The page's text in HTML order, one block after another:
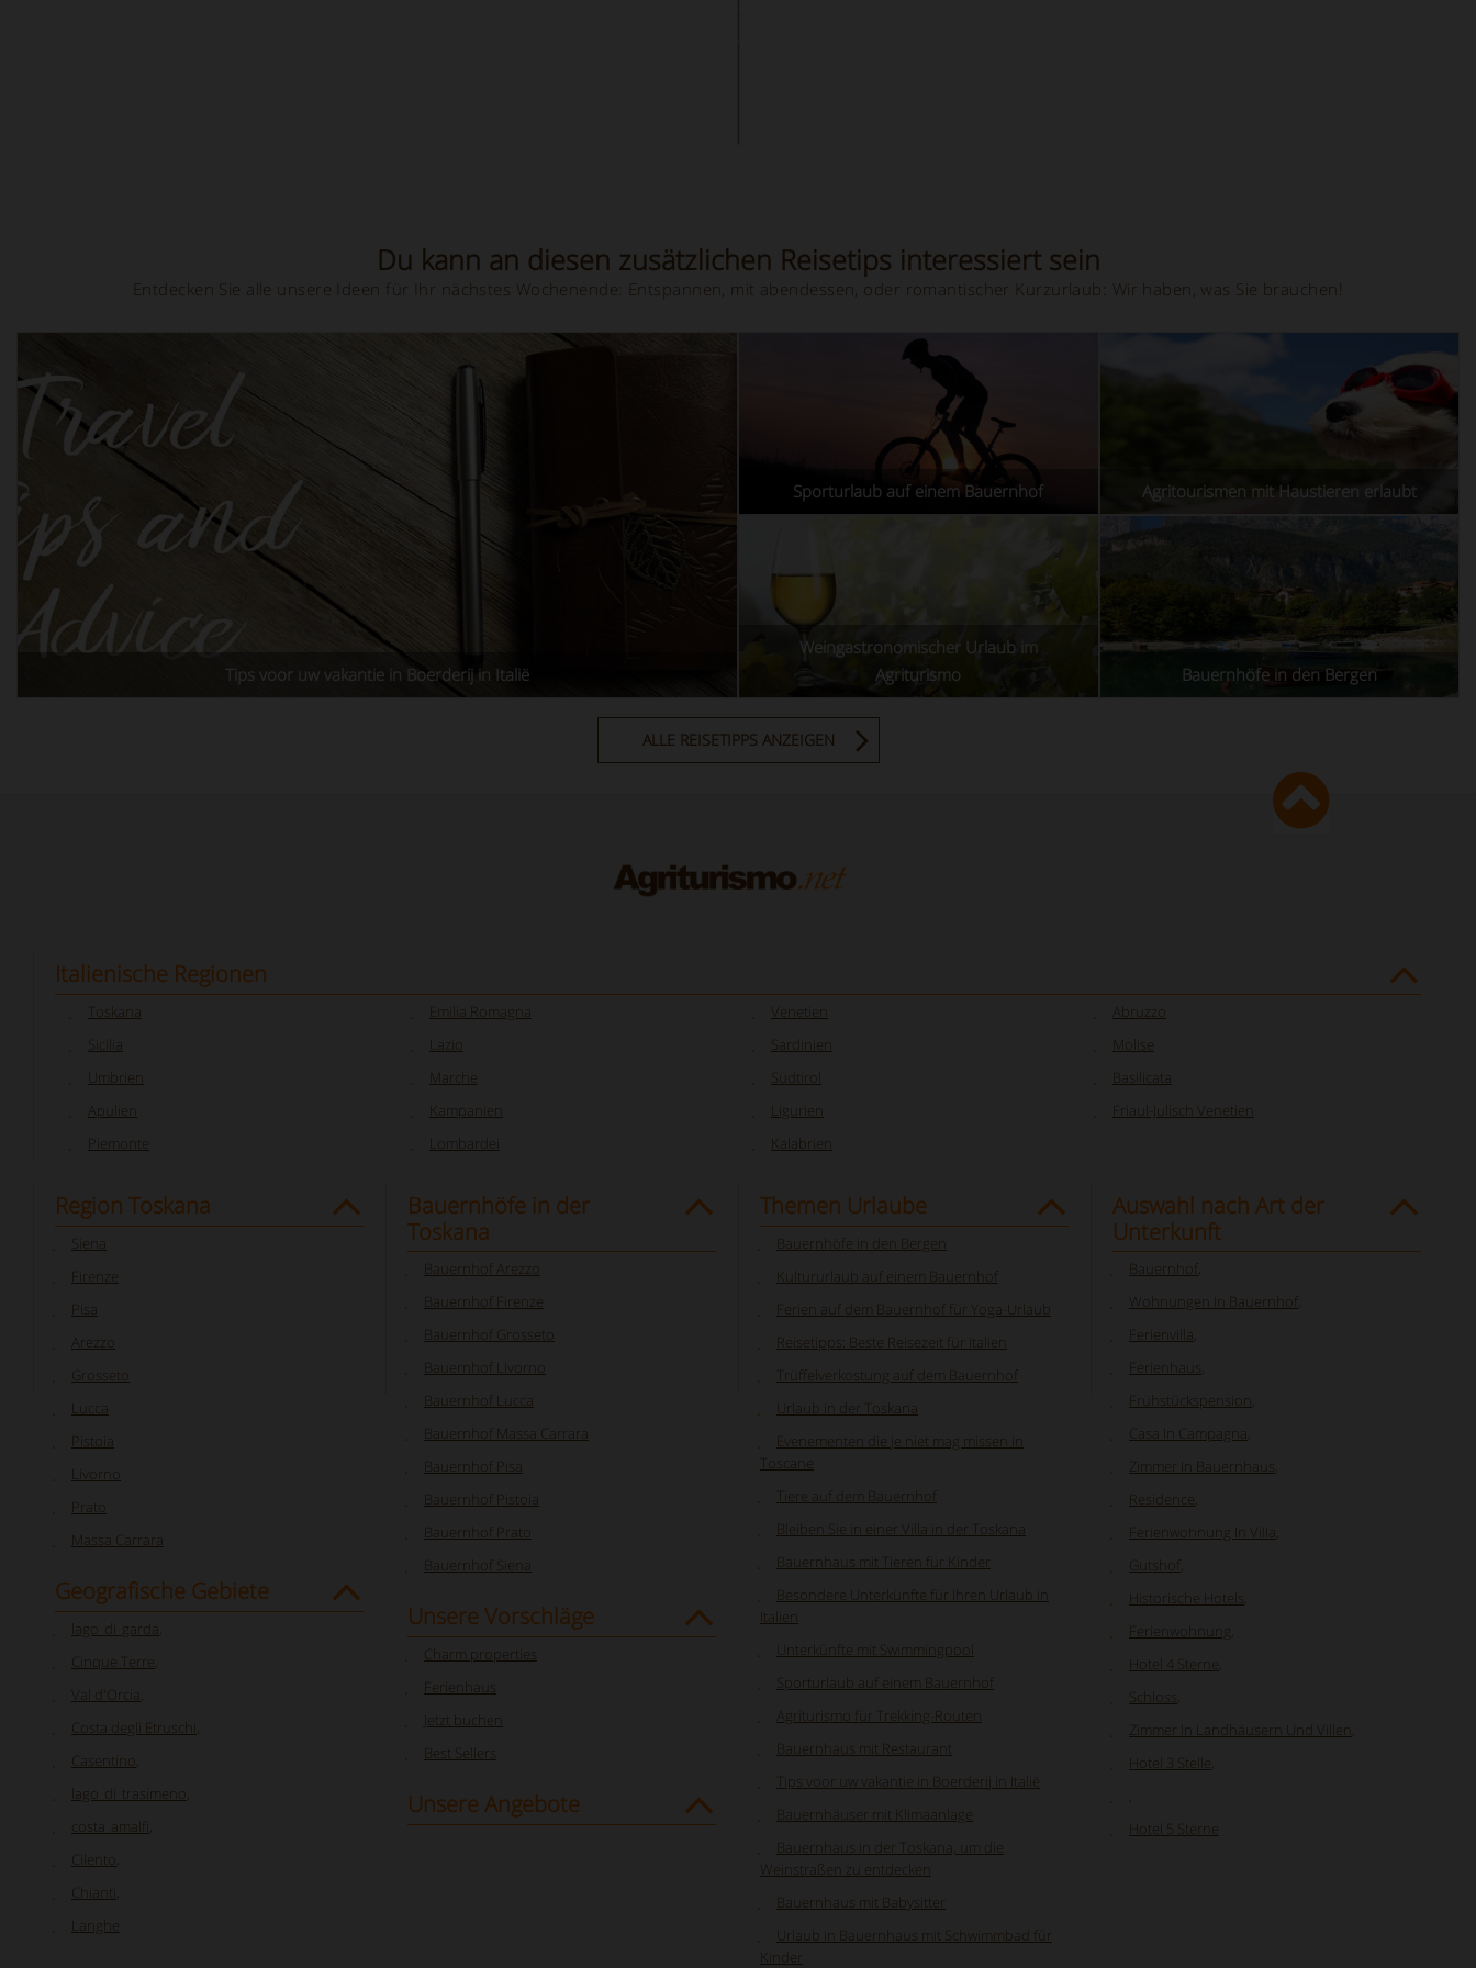
Du kann an diesen zusätzlichen Reisetips interessiert sein
Entdecken Sie alle unsere Ideen für Ihr nächstes Wochenende: Entspannen, mit abendessen, oder romantischer Kurzurlaub: Wir haben, was Sie brauchen!
Tips voor uw vakantie in Boerderij in Italië
Sporturlaub auf einem Bauernhof Agritourismen mit Haustieren erlaubt
Weingastronomischer Urlaub im
Agriturismo
Bauernhöfe in den Bergen
ALLE REISETIPPS ANZEIGEN
Italienische Regionen
Toskana
Sicilia
Umbrien
Apulien
Piemonte
Emilia Romagna
Lazio
Marche
Kampanien
Lombardei
Venetien
Sardinien
Südtirol
Ligurien
Kalabrien
Abruzzo
Molise
Basilicata
Friaul-Julisch Venetien
Region Toskana
Siena
Firenze
Pisa
Arezzo
Grosseto
Lucca
Pistoia
Livorno
Prato
Massa Carrara
Geografische Gebiete
lago_di_garda
Cinque Terre
Val d'Orcia
Costa degli Etruschi
Casentino
lago_di_trasimeno
costa_amalfi
Cilento
Chianti
Langhe
Bauernhöfe in der
Toskana
Bauernhof Arezzo
Bauernhof Firenze
Bauernhof Grosseto
Bauernhof Livorno
Bauernhof Lucca
Bauernhof Massa Carrara
Bauernhof Pisa
Bauernhof Pistoia
Bauernhof Prato
Bauernhof Siena
Unsere Vorschläge
Charm properties
Ferienhaus
Jetzt buchen
Best Sellers
Unsere Angebote
Themen Urlaube
Bauernhöfe in den Bergen
Kultururlaub auf einem Bauernhof
Ferien auf dem Bauernhof für Yoga-Urlaub
Reisetipps: Beste Reisezeit für Italien
Trüffelverkostung auf dem Bauernhof
Urlaub in der Toskana
Evenementen die je niet mag missen in
Toscane
Tiere auf dem Bauernhof
Bleiben Sie in einer Villa in der Toskana
Bauernhaus mit Tieren für Kinder
Besondere Unterkünfte für Ihren Urlaub in
Italien
Unterkünfte mit Swimmingpool
Sporturlaub auf einem Bauernhof
Agriturismo für Trekking-Routen
Bauernhaus mit Restaurant
Tips voor uw vakantie in Boerderij in Italië
Bauernhäuser mit Klimaanlage
Bauernhaus in der Toskana, um die
Weinstraßen zu entdecken
Bauernhaus mit Babysitter
Urlaub in Bauernhaus mit Schwimmbad für
Kinder
Auswahl nach Art der
Unterkunft
Bauernhof
Wohnungen In Bauernhof
Ferienvilla
Ferienhaus
Frühstückspension
Casa In Campagna
Zimmer In Bauernhaus
Residence
Ferienwohnung In Villa
Gutshof
Historische Hotels
Ferienwohnung
Hotel 4 Sterne
Schloss
Zimmer In Landhäusern Und Villen
Hotel 3 Stelle
Hotel 5 Sterne